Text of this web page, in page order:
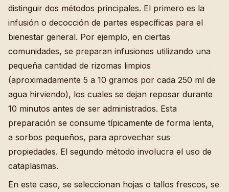
distinguir dos métodos principales. El primero es la
infusión o decocción de partes específicas para el
bienestar general. Por ejemplo, en ciertas
comunidades, se preparan infusiones utilizando una
pequeña cantidad de rizomas limpios
(aproximadamente 5 a 10 gramos por cada 250 ml de
agua hirviendo), los cuales se dejan reposar durante
10 minutos antes de ser administrados. Esta
preparación se consume típicamente de forma lenta,
a sorbos pequeños, para aprovechar sus
propiedades. El segundo método involucra el uso de
cataplasmas.
En este caso, se seleccionan hojas o tallos frescos, se